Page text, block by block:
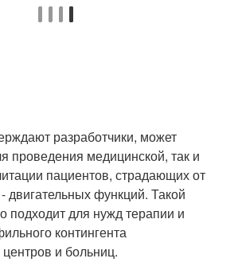
разработчики, может
проведения медицинской, так и
пациентов, страдающих от
двигательных функций. Такой
подходит для нужд терапии и
контингента
и больниц.